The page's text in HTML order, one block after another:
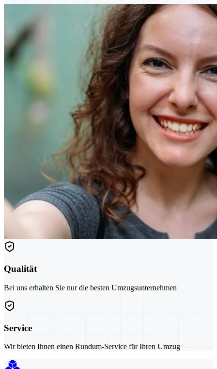
Qualität
Bei uns erhalten Sie nur die besten Umzugsunternehmen
Service
Wir bieten Ihnen einen Rundum-Service für Ihren Umzug